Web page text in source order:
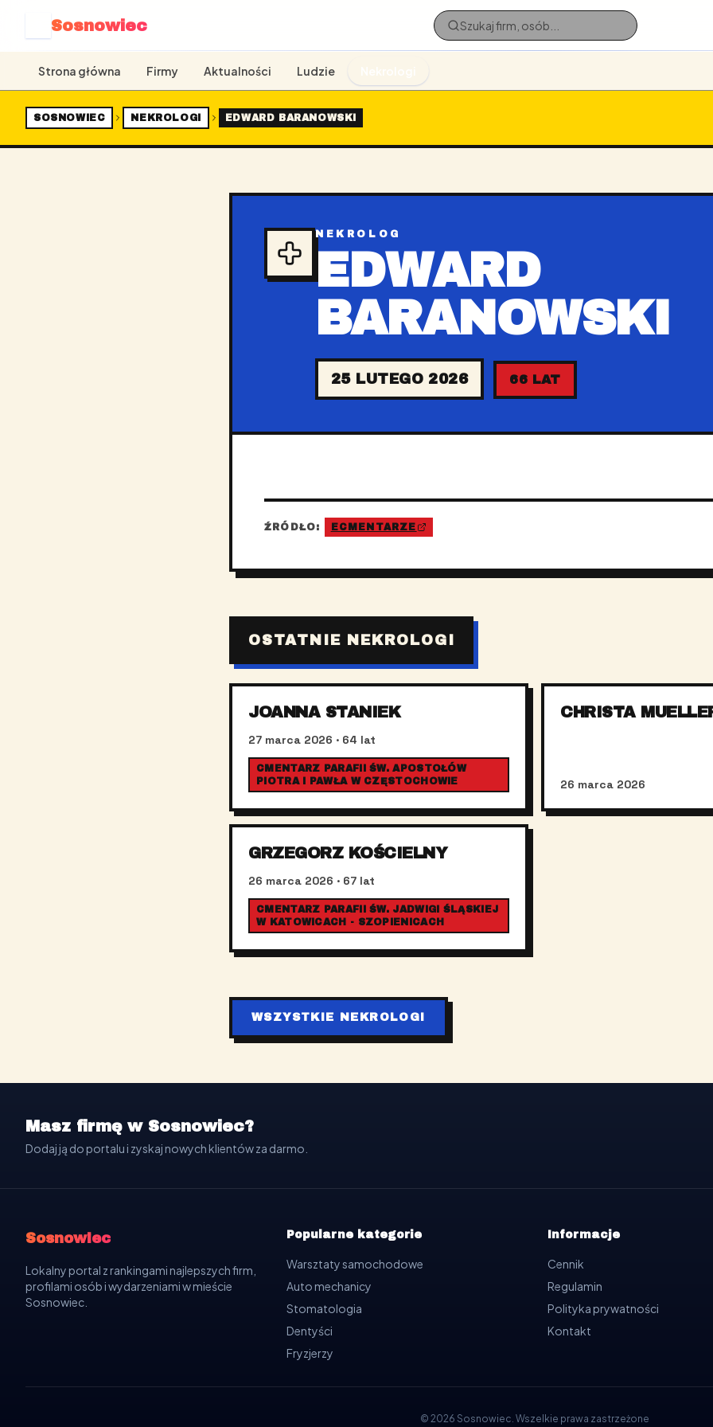
Sosnowiec
Strona główna Firmy Aktualności Ludzie
SOSNOWIEC NEKROLOGI EDWARD BARANOWSKI
NEKROLOG
EDWARD
BARANOWSKI
25 LUTEGO 2026 66 LAT
ŹRÓDŁO: ECMENTARZE
OSTATNIE NEKROLOGI
JOANNA STANIEK
27 marca 2026 · 64 lat
CMENTARZ PARAFII ŚW. APOSTOŁÓW
PIOTRA I PAWŁA W CZĘSTOCHOWIE
CHRISTA
26 marca 2026
GRZEGORZ KOŚCIELNY
26 marca 2026 · 67 lat
CMENTARZ PARAFII ŚW. JADWIGI ŚLĄSKIEJ
W KATOWICACH - SZOPIENICACH
WSZYSTKIE NEKROLOGI
Masz firmę w Sosnowiec?
Dodaj ją do portalu i zyskaj nowych klientów za darmo.
Sosnowiec
Lokalny portal z rankingami najlepszych firm,
profilami osób i wydarzeniami w mieście
Sosnowiec.
Popularne kategorie
Warsztaty samochodowe
Auto mechanicy
Stomatologia
Dentyści
Fryzjerzy
Informacje
Cennik
Regulamin
Polityka prywatności
Kontakt
© 2026 Sosnowiec. Wszelkie prawa zastrzeżone